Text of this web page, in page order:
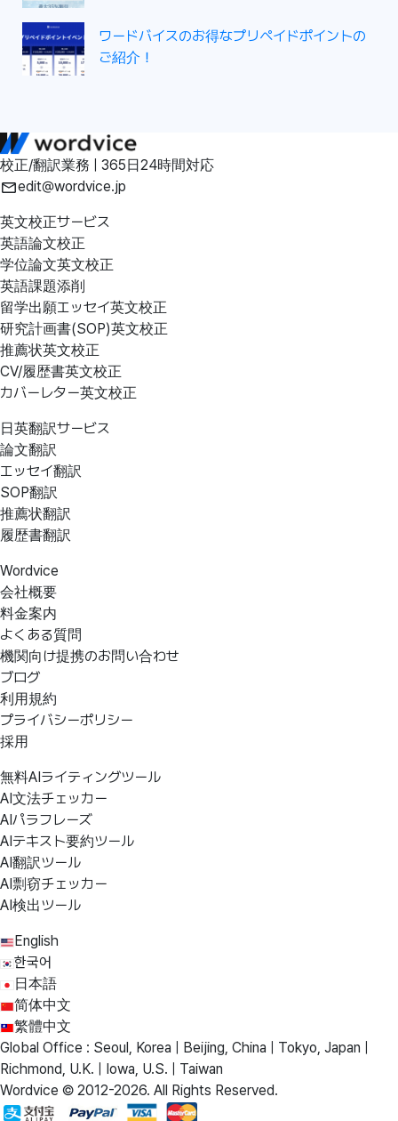
ワードバイスのお得なプリペイドポイントの
ご紹介！
校正/翻訳業務 | 365日24時間対応
edit@wordvice.jp
英文校正サービス
英語論文校正
学位論文英文校正
英語課題添削
留学出願エッセイ英文校正
研究計画書(SOP)英文校正
推薦状英文校正
CV/履歴書英文校正
カバーレター英文校正
日英翻訳サービス
論文翻訳
エッセイ翻訳
SOP翻訳
推薦状翻訳
履歴書翻訳
Wordvice
会社概要
料金案内
よくある質問
機関向け提携のお問い合わせ
ブログ
利用規約
プライバシーポリシー
採用
無料AIライティングツール
AI文法チェッカー
AIパラフレーズ
AIテキスト要約ツール
AI翻訳ツール
AI剽窃チェッカー
AI検出ツール
English
한국어
日本語
简体中文
繁體中文
Global Office : Seoul, Korea | Beijing, China | Tokyo, Japan |
Richmond, U.K. | Iowa, U.S. | Taiwan
Wordvice © 2012-2026. All Rights Reserved.